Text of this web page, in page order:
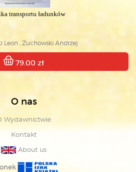
transportu ładunków
Leon , Żuchowski Andrzej
79.00 zł
O nas
Wydawnictwie
Kontakt
About us